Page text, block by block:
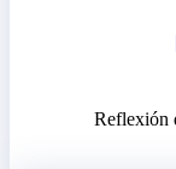
Reflexión